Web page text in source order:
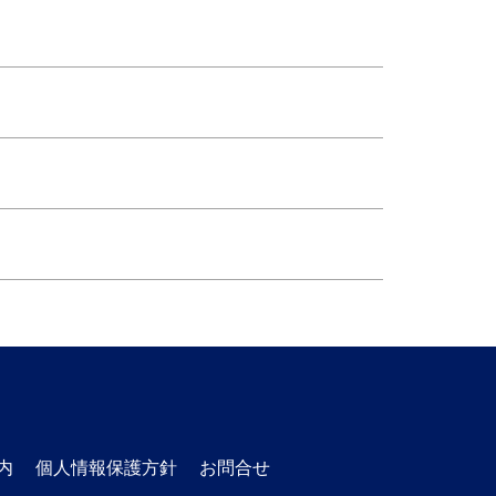
個人情報保護方針 お問合せ